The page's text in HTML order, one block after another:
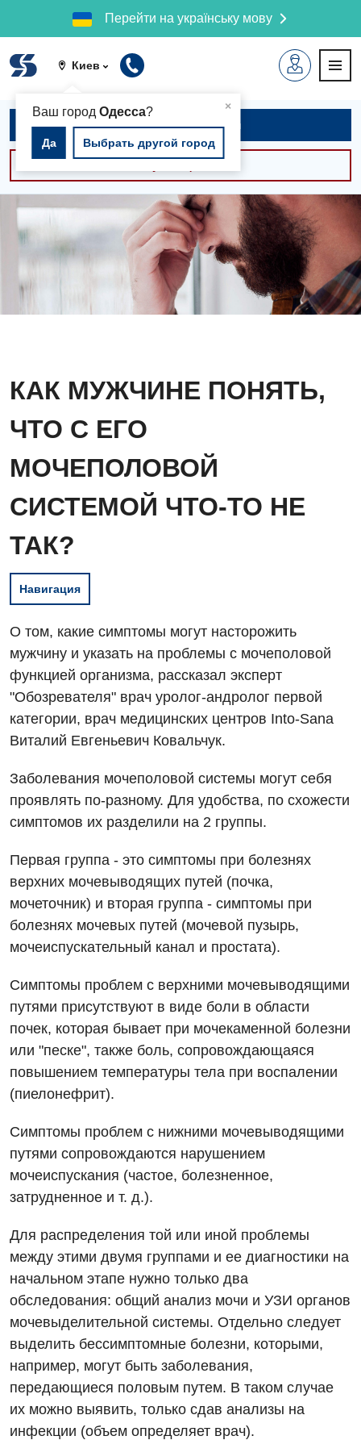
Перейти на українську мову
Киев
×
Ваш город Одесса?
Да Выбрать другой город
Вакансии
Мероприятия БПР
Энциклопедия
Программа лояльности
Отзывы
Видео
Диагностика
Инструментальная диагностика
УЗИ
Эндоскопическое отделение
Для взрослых
Акушерство и гинекология
Аллергология, иммунология
Бесплатные услуги
Вакцинация
Гематология
Дерматовенерология
Диетология
Кардиология
Медицинская психология
Декларирование
Национальный скрининг здоровья 40+
Украинский
Русский
Записаться на приём
КАК МУЖЧИНЕ ПОНЯТЬ,
ЧТО С ЕГО
МОЧЕПОЛОВОЙ
СИСТЕМОЙ ЧТО-ТО НЕ
ТАК?
Навигация
О том, какие симптомы могут насторожить
мужчину и указать на проблемы с мочеполовой
функцией организма, рассказал эксперт
"Обозревателя" врач уролог-андролог первой
категории, врач медицинских центров Into-Sana
Виталий Евгеньевич Ковальчук.
Заболевания мочеполовой системы могут себя
проявлять по-разному. Для удобства, по схожести
симптомов их разделили на 2 группы.
Первая группа - это симптомы при болезнях
верхних мочевыводящих путей (почка,
мочеточник) и вторая группа - симптомы при
болезнях мочевых путей (мочевой пузырь,
мочеиспускательный канал и простата).
Симптомы проблем с верхними мочевыводящими
путями присутствуют в виде боли в области
почек, которая бывает при мочекаменной болезни
или "песке", также боль, сопровождающаяся
повышением температуры тела при воспалении
(пиелонефрит).
Симптомы проблем с нижними мочевыводящими
путями сопровождаются нарушением
мочеиспускания (частое, болезненное,
затрудненное и т. д.).
Для распределения той или иной проблемы
между этими двумя группами и ее диагностики на
начальном этапе нужно только два
обследования: общий анализ мочи и УЗИ органов
мочевыделительной системы. Отдельно следует
выделить бессимптомные болезни, которыми,
например, могут быть заболевания,
передающиеся половым путем. В таком случае
их можно выявить, только сдав анализы на
инфекции (объем определяет врач).